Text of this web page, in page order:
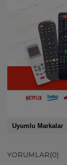
Uyumlu Markalar
YORUMLAR(0)